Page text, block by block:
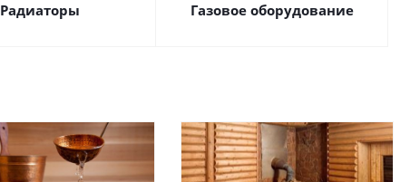
Радиаторы Газовое оборудование